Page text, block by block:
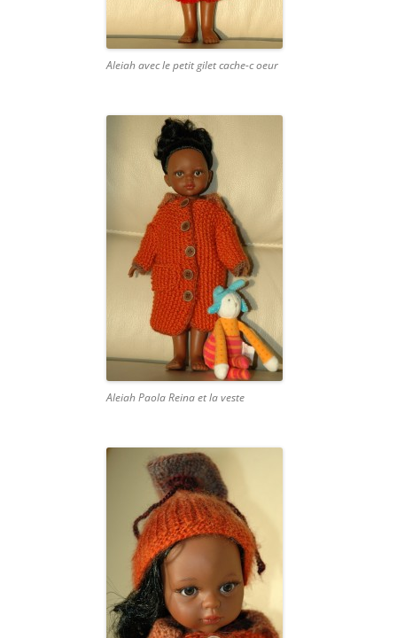
Aleiah avec le petit gilet cache-c oeur
Aleiah Paola Reina et la veste